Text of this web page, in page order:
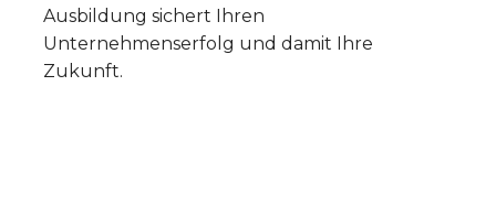
Ausbildung sichert Ihren
Unternehmenserfolg und damit Ihre
Zukunft.